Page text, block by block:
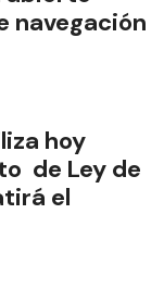
navegación
hoy
de Ley de
el